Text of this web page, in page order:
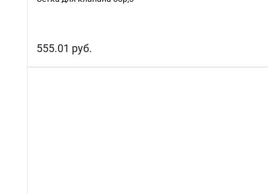
555.01 руб.